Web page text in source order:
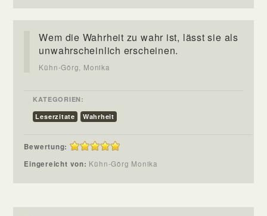
Wem die Wahrheit zu wahr ist, lässt sie als
unwahrscheinlich erscheinen.
Kühn-Görg, Monika
KATEGORIEN:
Leserzitate
Wahrheit
Bewertung:
Eingereicht von: Kühn-Görg Monika